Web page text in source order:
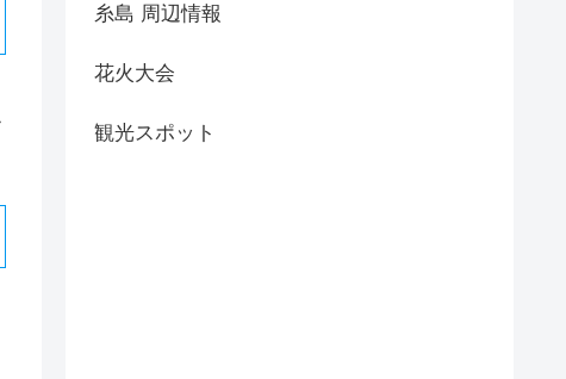
糸島 周辺情報
花火大会
観光スポット